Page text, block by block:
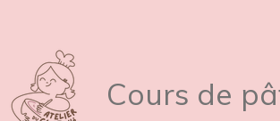
Cours de